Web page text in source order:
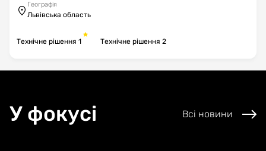
Географія
Львівська область
Технічне рішення 1 Технічне рішення 2
У фокусі Всі новини